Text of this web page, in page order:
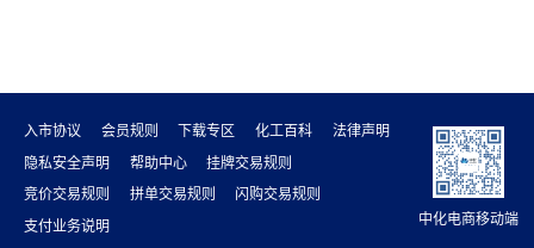
入市协议 会员规则 下载专区 化工百科
法律声明
隐私安全声明
帮助中心
挂牌交易规则
竞价交易规则
拼单交易规则
闪购交易规则
支付业务说明
中化电商移动端